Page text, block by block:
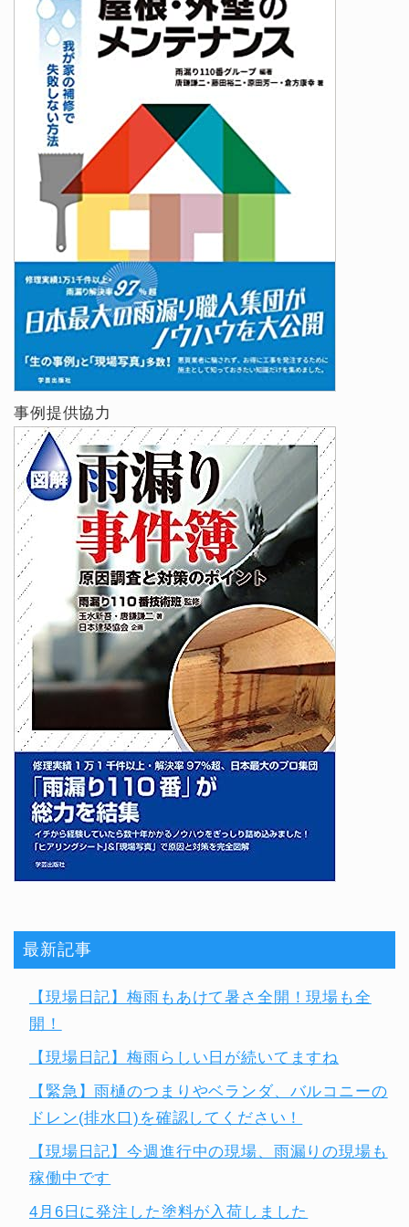
事例提供協力
最新記事
【現場日記】梅雨もあけて暑さ全開！現場も全
開！
【現場日記】梅雨らしい日が続いてますね
【緊急】雨樋のつまりやベランダ、バルコニーの
ドレン(排水口)を確認してください！
【現場日記】今週進行中の現場、雨漏りの現場も
稼働中です
4月6日に発注した塗料が入荷しました